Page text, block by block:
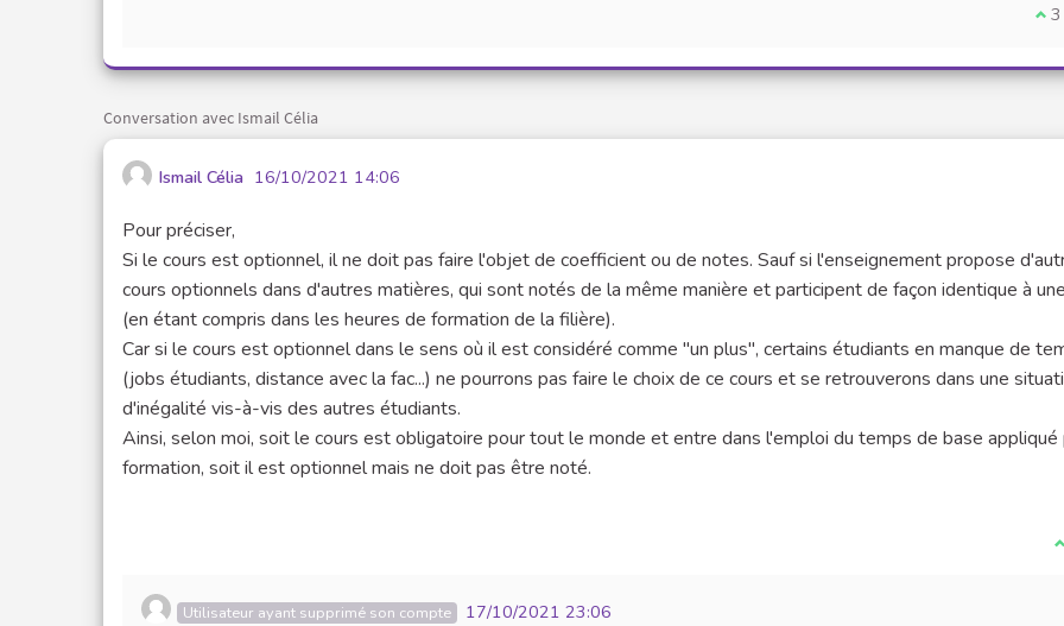
Je3
Conversation avec Ismail Célia
Ismail Célia 16/10/2021 14:06
Pour préciser,
Si le cours est optionnel, il ne doit pas faire l'objet de coefficient ou de notes. Sauf si l'enseignement propose
cours optionnels dans d'autres matières, qui sont notés de la même manière et participent de façon identique à
(en étant compris dans les heures de formation de la filière).
Car si le cours est optionnel dans le sens où il est considéré comme "un plus", certains étudiants en manque de
(jobs étudiants, distance avec la fac...) ne pourrons pas faire le choix de ce cours et se retrouverons dans une
d'inégalité vis-à-vis des autres étudiants.
Ainsi, selon moi, soit le cours est obligatoire pour tout le monde et entre dans l'emploi du temps de base appliqué
formation, soit il est optionnel mais ne doit pas être noté.
Utilisateur ayant supprimé son compte 17/10/2021 23:06